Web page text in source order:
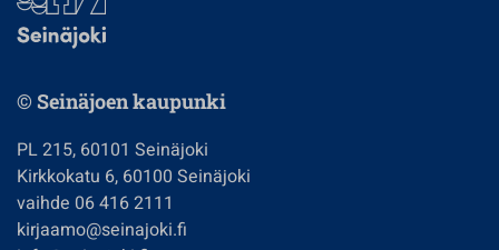
© Seinäjoen kaupunki
PL 215, 60101 Seinäjoki
Kirkkokatu 6, 60100 Seinäjoki
vaihde 06 416 2111
kirjaamo@seinajoki.fi